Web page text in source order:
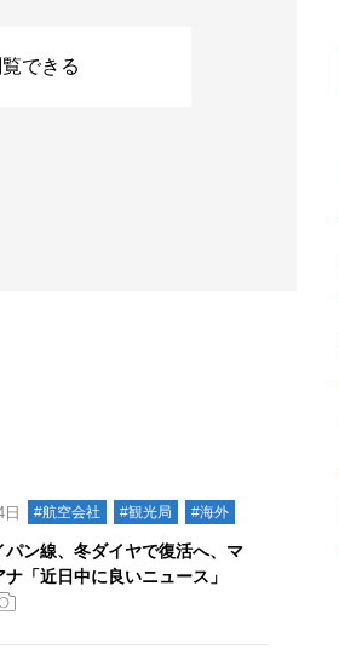
できる
#航空会社 #観光局 #海外
パン線、冬ダイヤで復活へ、マ
ナ「近日中に良いニュース」